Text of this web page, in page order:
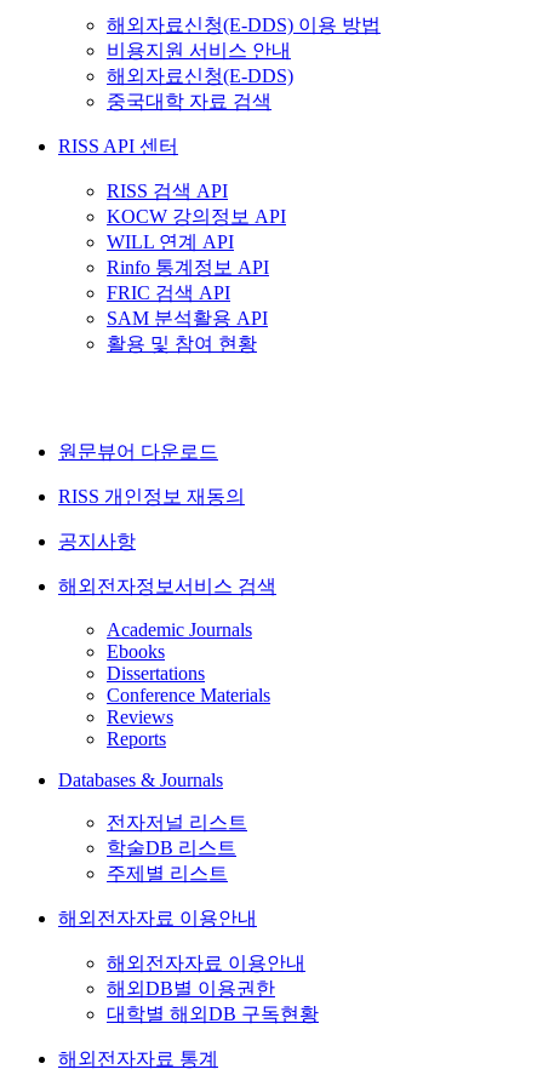
해외자료신청(E-DDS) 이용 방법
비용지원 서비스 안내
해외자료신청(E-DDS)
중국대학 자료 검색
RISS API 센터
RISS 검색 API
KOCW 강의정보 API
WILL 연계 API
Rinfo 통계정보 API
FRIC 검색 API
SAM 분석활용 API
활용 및 참여 현황
원문뷰어 다운로드
RISS 개인정보 재동의
공지사항
해외전자정보서비스 검색
Academic Journals
Ebooks
Dissertations
Conference Materials
Reviews
Reports
Databases & Journals
전자저널 리스트
학술DB 리스트
주제별 리스트
해외전자자료 이용안내
해외전자자료 이용안내
해외DB별 이용권한
대학별 해외DB 구독현황
해외전자자료 통계